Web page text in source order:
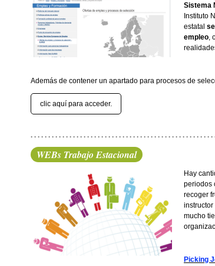
Sistema
Instituto
estatal
empleo,
Además de contener un apartado para procesos de
clic aquí para acceder.
WEBs Trabajo Estacional
Hay
periodos
recoger
mucho
Picking